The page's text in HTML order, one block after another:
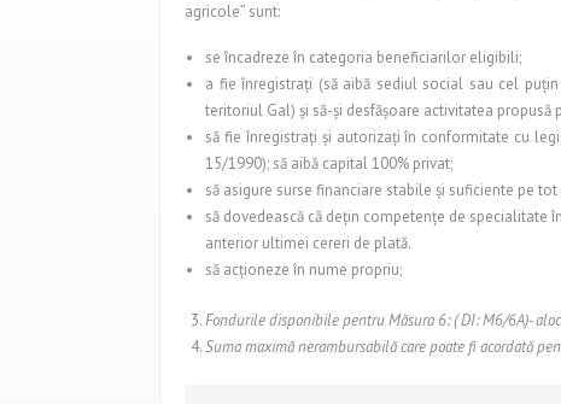
agricole” sunt:
se încadreze în categoria beneficiarilor eligibili;
a fie înregistraţi (să aibă sediul social sau cel
teritoriul Gal) şi să-şi desfăşoare activitatea propusă
să fie înregistraţi şi autorizaţi în conformitate cu
15/1990); să aibă capital 100% privat;
să asigure surse financiare stabile şi suficiente pe
să dovedească că deţin competenţe de
anterior ultimei cereri de plată.
să acţioneze în nume propriu;
Fondurile disponibile pentru Măsura 6: ( DI: M6/6A)-
Suma maximă nerambursabilă care poate fi acordată